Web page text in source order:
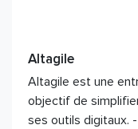
Altagile
Altagile est une
objectif de
ses outils digitaux.